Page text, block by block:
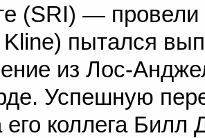
(SRI) —
пытался
из Лос-
Успешную
коллега Билл